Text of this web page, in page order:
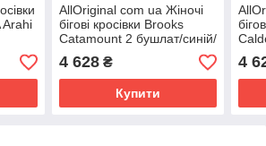
Arahi
AllOriginal com ua Жіночі
бігові кросівки Brooks
Catamount 2 бушлат/синій/
рожевий РОЗМІРИ
ЗАПИТУЙТЕ
4 628₴
Купити
4